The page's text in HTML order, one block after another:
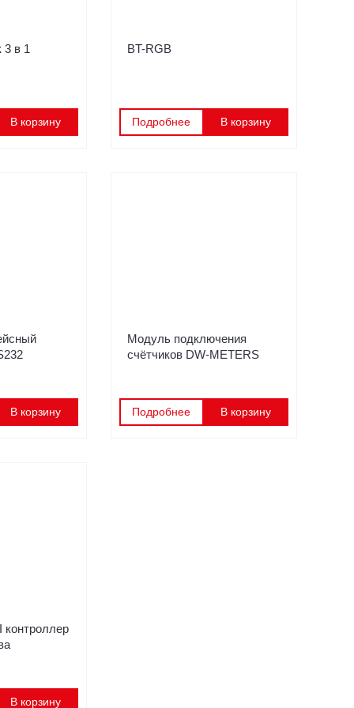
3 в 1
В корзину
BT-RGB
Подробнее В корзину
В корзину
Модуль подключения
счётчиков DW-METERS
Подробнее В корзину
контроллер
В корзину